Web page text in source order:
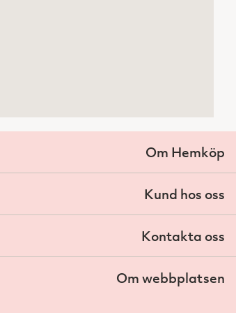
Om Hemköp
Kund hos oss
Kontakta oss
Om webbplatsen